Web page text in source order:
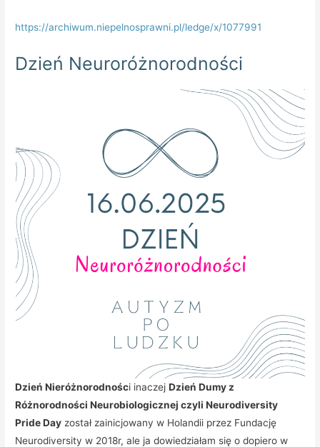
https://archiwum.niepelnosprawni.pl/ledge/x/1077991
Dzień Neuroróżnorodności
Dzień Nieróżnorodności inaczejDzień Dumy z
Różnorodności Neurobiologicznej czyli Neurodiversity
Pride Day został zainicjowany w Holandii przez Fundację
Neurodiversity w 2018r, ale ja dowiedziałam się o dopiero w